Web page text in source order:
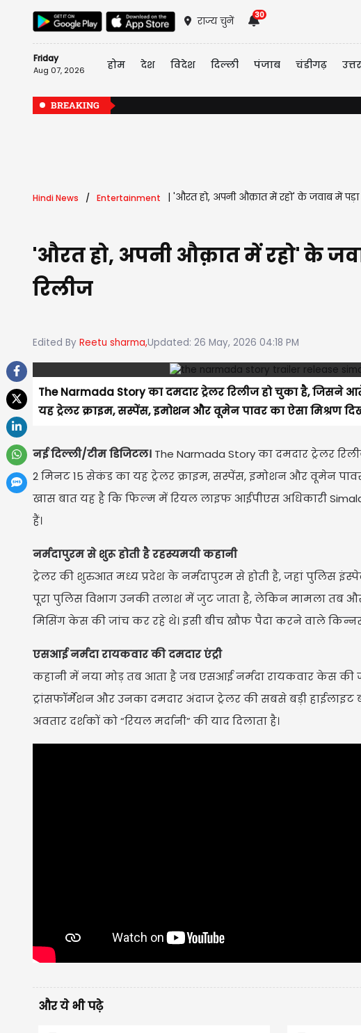
राज्य चुनें
30
Friday
Aug 07, 2026 होम देश विदेश दिल्ली पंजाब चंडीगढ़
BREAKING
Hindi News Entertainment 'औरत हो, अपनी औक़ात में रहो' के जवाब में पड़ा
'औरत हो, अपनी औक़ात में रहो' के जवाब
रिलीज
Edited By Reetu sharma,Updated: 26 May, 2026 04:18 PM
​​​​​​​The Narmada Story का दमदार ट्रेलर रिलीज हो चुका है, जिसने
यह ट्रेलर क्राइम, सस्पेंस, इमोशन और वूमेन पावर का ऐसा मिश्रण
नई दिल्ली/टीम डिजिटल। The Narmada Story का दमदार ट्रेलर
2 मिनट 15 सेकंड का यह ट्रेलर क्राइम, सस्पेंस, इमोशन और वूमेन
खास बात यह है कि फिल्म में रियल लाइफ आईपीएस अधिकारी
हैं।
नर्मदापुरम से शुरू होती है रहस्यमयी कहानी
ट्रेलर की शुरुआत मध्य प्रदेश के नर्मदापुरम से होती है, जहां पुलिस
पूरा पुलिस विभाग उनकी तलाश में जुट जाता है, लेकिन मामला तब
मिसिंग केस की जांच कर रहे थे। इसी बीच खौफ पैदा करने वाले किन्नर
एसआई नर्मदा रायकवार की दमदार एंट्री
कहानी में नया मोड़ तब आता है जब एसआई नर्मदा रायकवार केस की
ट्रांसफॉर्मेशन और उनका दमदार अंदाज ट्रेलर की सबसे बड़ी
अवतार दर्शकों को “रियल मर्दानी” की याद दिलाता है।
और ये भी पढ़े